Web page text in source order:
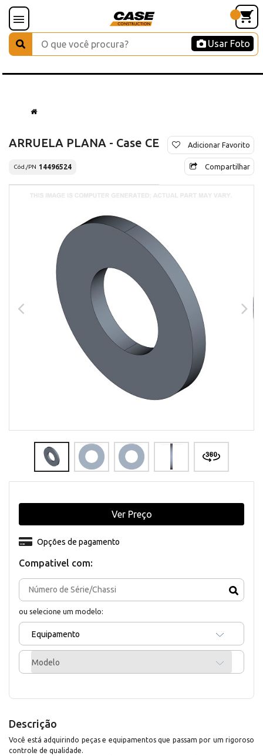
Usar Foto
ARRUELA PLANA - Case CE
Cód./PN 14496524
Adicionar Favorito
Compartilhar
Compativel com:
ou selecione um modelo:
Equipamento
Modelo
Opções de pagamento
Ver Preço
Descrição
Você está adquirindo peças e equipamentos que passam por um rigoroso
controle de qualidade.